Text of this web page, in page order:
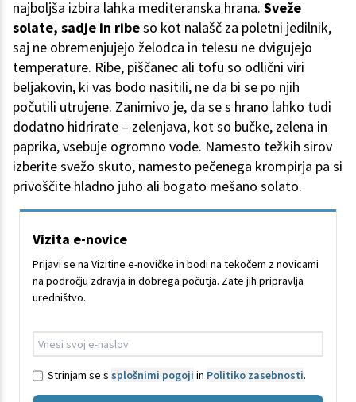
najboljša izbira lahka mediteranska hrana. Sveže
solate, sadje in ribeso kot nalašč za poletni jedilnik,
saj ne obremenjujejo želodca in telesu ne dvigujejo
temperature. Ribe, piščanec ali tofu so odlični viri
beljakovin, ki vas bodo nasitili, ne da bi se po njih
počutili utrujene. Zanimivo je, da se s hrano lahko tudi
dodatno hidrirate – zelenjava, kot so bučke, zelena in
paprika, vsebuje ogromno vode. Namesto težkih sirov
izberite svežo skuto, namesto pečenega krompirja pa si
privoščite hladno juho ali bogato mešano solato.
Vizita e-novice
Prijavi se na Vizitine e-novičke in bodi na tekočem z novicami
na področju zdravja in dobrega počutja. Zate jih pripravlja
uredništvo.
Strinjam se s splošnimi pogoji in Politiko zasebnosti.